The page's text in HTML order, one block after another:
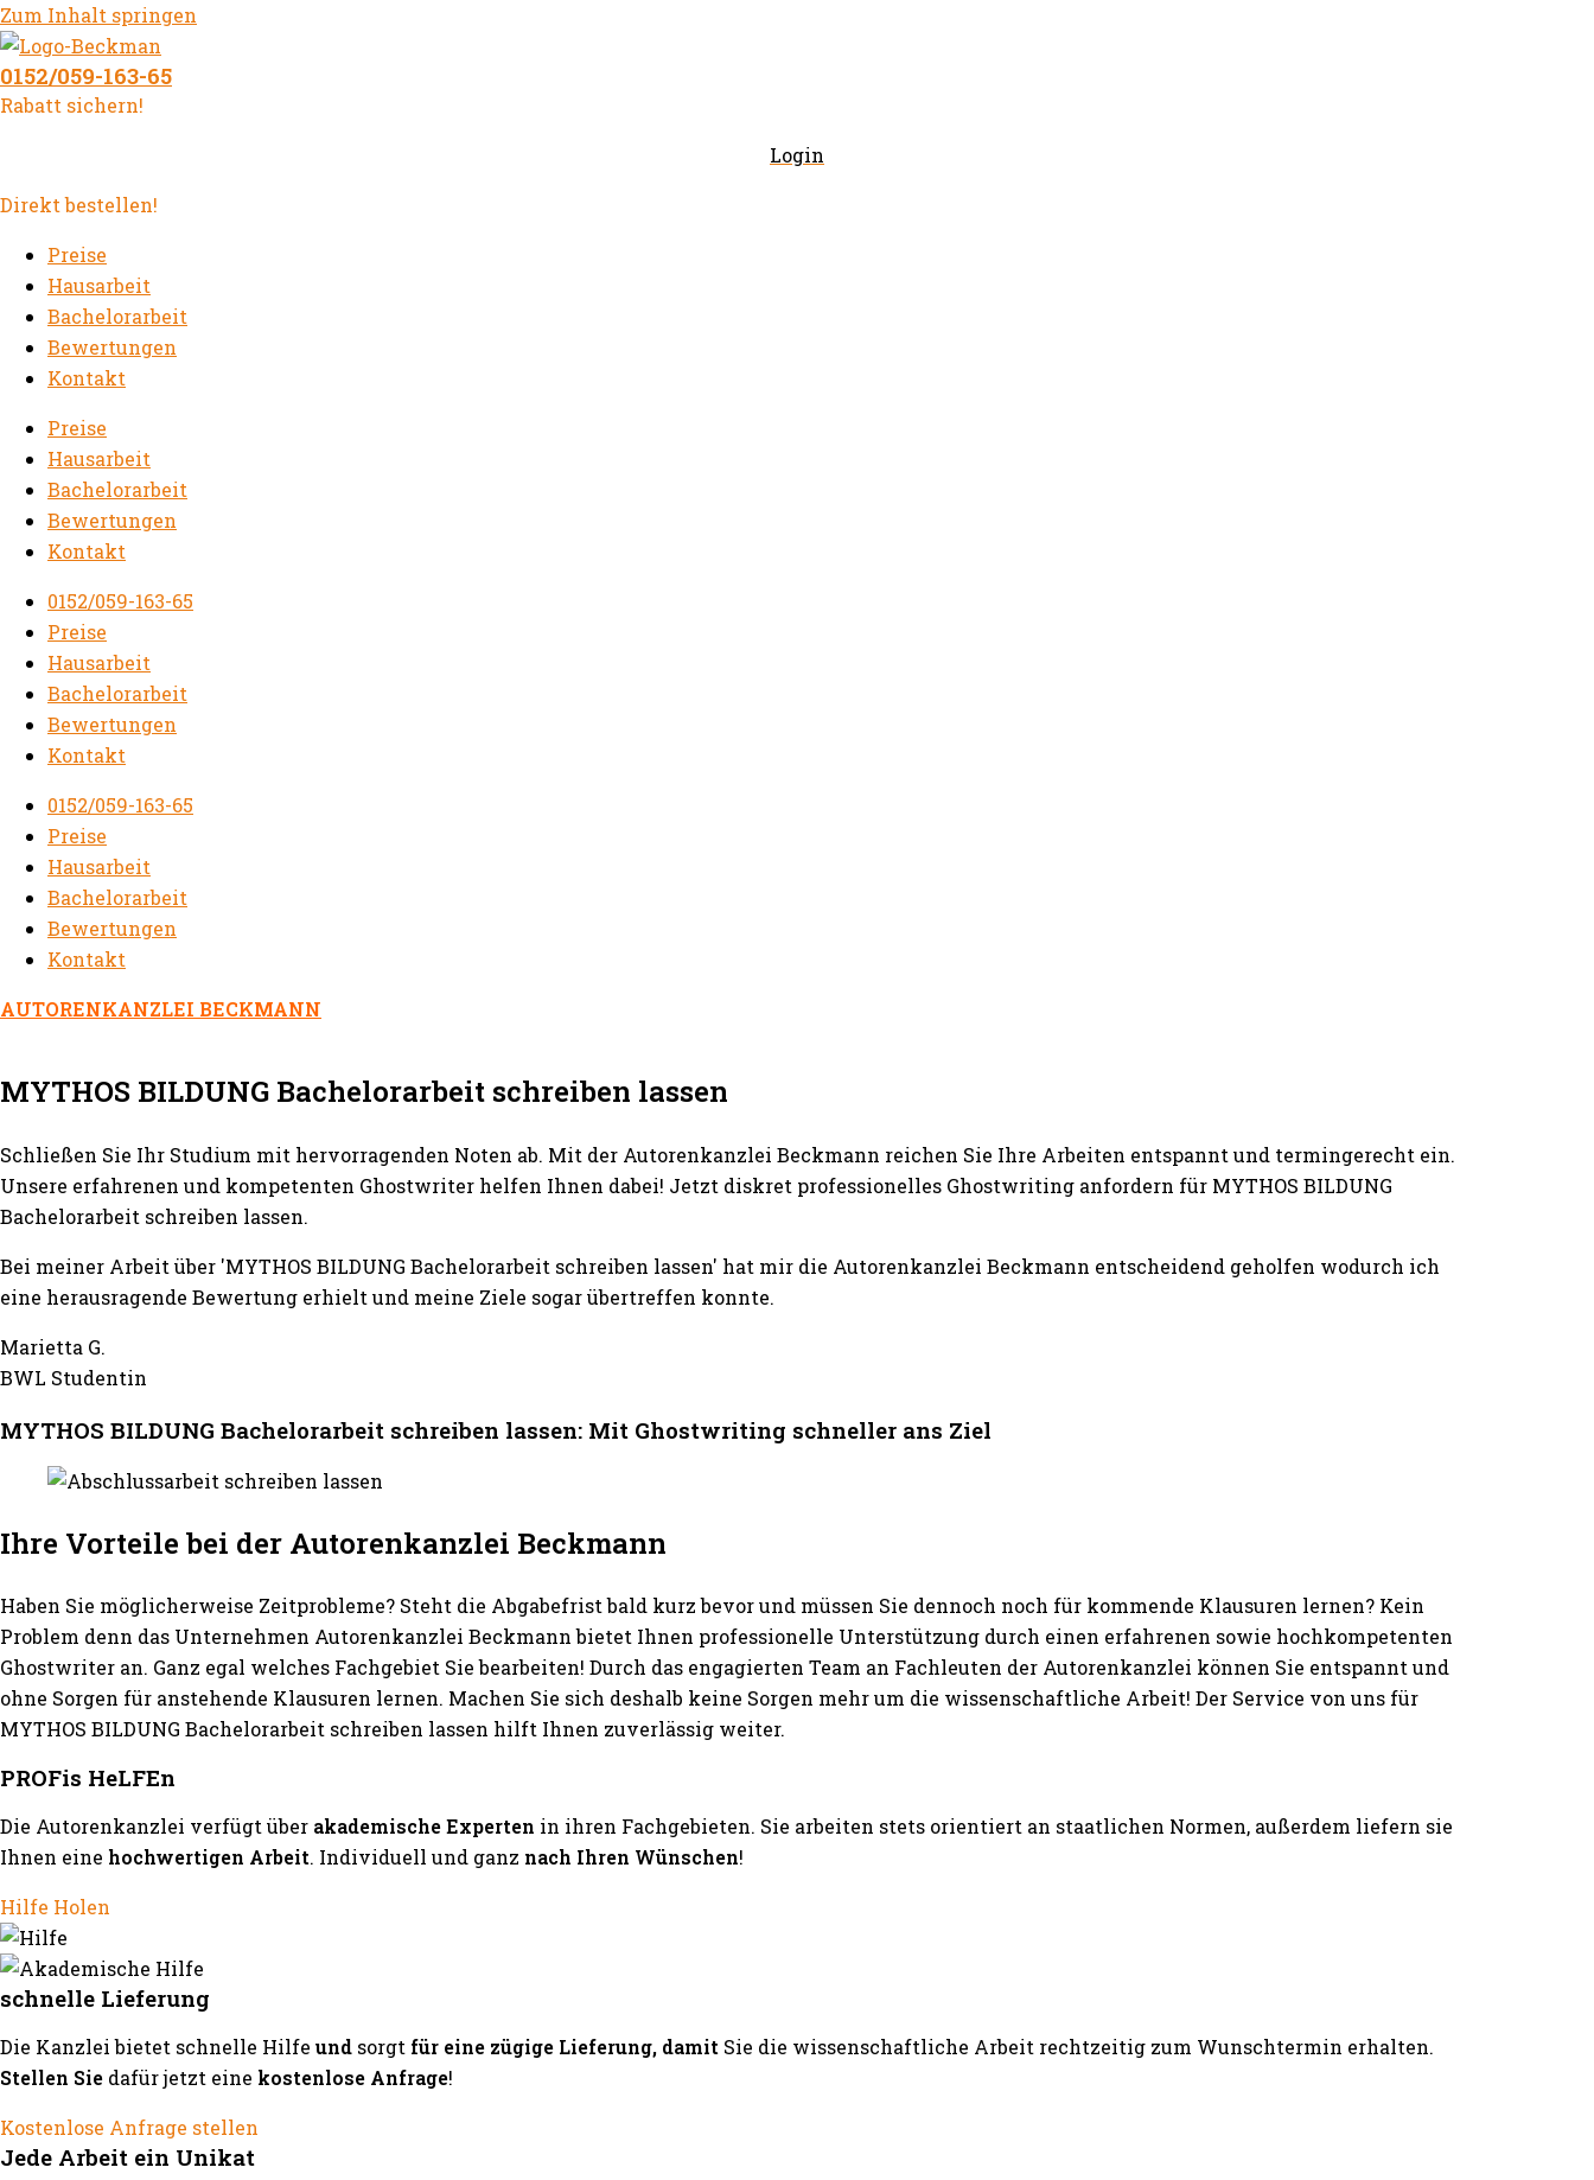
Zum Inhalt springen
0152/059-163-65
Rabatt sichern!
Login
Direkt bestellen!
Preise
Hausarbeit
Bachelorarbeit
Bewertungen
Kontakt
Preise
Hausarbeit
Bachelorarbeit
Bewertungen
Kontakt
0152/059-163-65
Preise
Hausarbeit
Bachelorarbeit
Bewertungen
Kontakt
0152/059-163-65
Preise
Hausarbeit
Bachelorarbeit
Bewertungen
Kontakt
AUTORENKANZLEI BECKMANN
MYTHOS BILDUNG Bachelorarbeit schreiben lassen
Schließen Sie Ihr Studium mit hervorragenden Noten ab. Mit der Autorenkanzlei Beckmann reichen Sie Ihre Arbeiten entspannt und termingerecht ein.
Unsere erfahrenen und kompetenten Ghostwriter helfen Ihnen dabei! Jetzt diskret professionelles Ghostwriting anfordern für MYTHOS BILDUNG
Bachelorarbeit schreiben lassen.
Bei meiner Arbeit über 'MYTHOS BILDUNG Bachelorarbeit schreiben lassen' hat mir die Autorenkanzlei Beckmann entscheidend geholfen wodurch ich
eine herausragende Bewertung erhielt und meine Ziele sogar übertreffen konnte.
Marietta G.
BWL Studentin
MYTHOS BILDUNG Bachelorarbeit schreiben lassen: Mit Ghostwriting schneller ans Ziel
Ihre Vorteile bei der Autorenkanzlei Beckmann
Haben Sie möglicherweise Zeitprobleme? Steht die Abgabefrist bald kurz bevor und müssen Sie dennoch noch für kommende Klausuren lernen? Kein
Problem denn das Unternehmen Autorenkanzlei Beckmann bietet Ihnen professionelle Unterstützung durch einen erfahrenen sowie hochkompetenten
Ghostwriter an. Ganz egal welches Fachgebiet Sie bearbeiten! Durch das engagierten Team an Fachleuten der Autorenkanzlei können Sie entspannt und
ohne Sorgen für anstehende Klausuren lernen. Machen Sie sich deshalb keine Sorgen mehr um die wissenschaftliche Arbeit! Der Service von uns für
MYTHOS BILDUNG Bachelorarbeit schreiben lassen hilft Ihnen zuverlässig weiter.
PROFis HeLFEn
Die Autorenkanzlei verfügt über akademische Experten in ihren Fachgebieten. Sie arbeiten stets orientiert an staatlichen Normen, außerdem liefern sie
Ihnen eine hochwertigen Arbeit. Individuell und ganz nach Ihren Wünschen!
Hilfe Holen
schnelle Lieferung
Die Kanzlei bietet schnelle Hilfe und sorgt für eine zügige Lieferung, damit Sie die wissenschaftliche Arbeit rechtzeitig zum Wunschtermin erhalten.
Stellen Sie dafür jetzt eine kostenlose Anfrage!
Kostenlose Anfrage stellen
Jede Arbeit ein Unikat